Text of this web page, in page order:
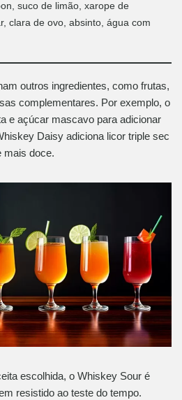
suco de limão, xarope de
clara de ovo, absinto, água com
outros ingredientes, como frutas,
complementares. Por exemplo, o
e açúcar mascavo para adicionar
Daisy adiciona licor triple sec
mais doce.
escolhida, o Whiskey Sour é
resistido ao teste do tempo.